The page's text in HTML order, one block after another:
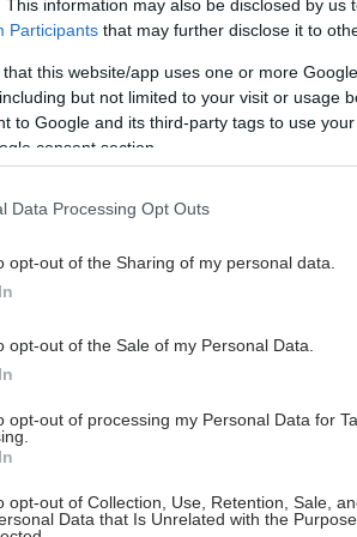
This information may also be disclosed by us
Participants that may further disclose it to
that this website/app uses one or more
but not limited to your visit or usage
to Google and its third-party tags to use
consent section.
Data Processing Opt Outs
opt-out of the Sharing of my personal data.
opt-out of the Sale of my Personal Data.
opt-out of processing my Personal Data for
opt-out of Collection, Use, Retention, Sale,
Data that Is Unrelated with the
των εργασιών θα βρεθούν οι
πυλώνα της ελληνικής
του νέου Ευρωπαϊκού Φαρμακευτικού
διαχρονικό ζήτημα του clawback και
που απαιτούνται για τη
έμφαση θα δοθεί επίσης στο έλλειμμα
εξακολουθεί να υστερεί σε
ιατροτεχνολογίας (MedTech), όπου η
ταχύτερα από τις δυνατότητες